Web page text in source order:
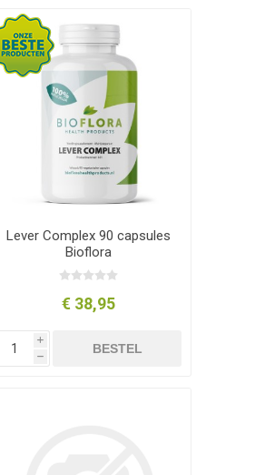
Lever Complex 90 capsules
Bioflora
€ 38,95
i
h
BESTEL